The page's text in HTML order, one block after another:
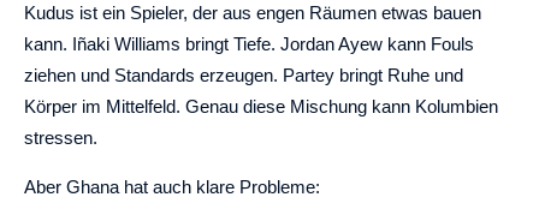
Kudus ist ein Spieler, der aus engen Räumen etwas bauen
kann. Iñaki Williams bringt Tiefe. Jordan Ayew kann Fouls
ziehen und Standards erzeugen. Partey bringt Ruhe und
Körper im Mittelfeld. Genau diese Mischung kann Kolumbien
stressen.
Aber Ghana hat auch klare Probleme: